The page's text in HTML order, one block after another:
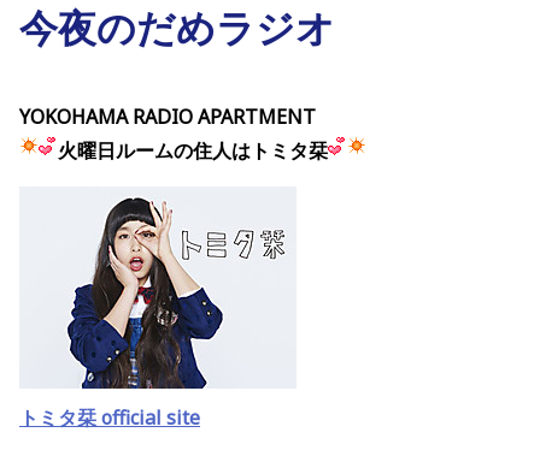
今夜のだめラジオ
YOKOHAMA RADIO APARTMENT
火曜日ルームの住人はトミタ栞
トミタ栞 official site